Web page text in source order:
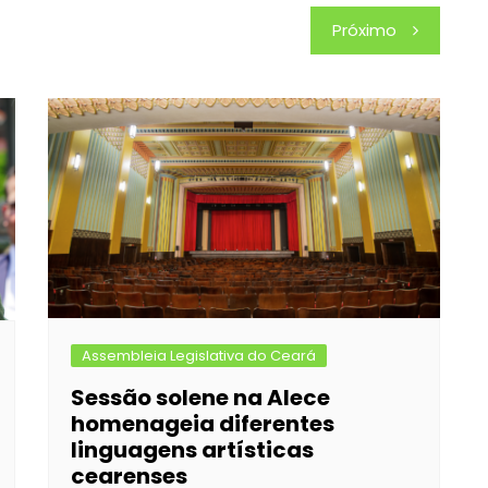
Próximo
Assembleia Legislativa do Ceará
Sessão solene na Alece
homenageia diferentes
linguagens artísticas
cearenses